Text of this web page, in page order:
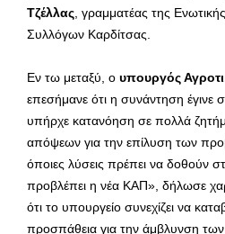
Τζέλλας, γραμματέας της
Συλλόγων Καρδίτσας.
Εν τω μεταξύ, ο υπουργός
επεσήμανε ότι η συνάντηση έγινε
υπήρχε κατανόηση σε πολλά
απόψεων για την επίλυση των
όποιες λύσεις πρέπει να δοθούν
προβλέπει η νέα ΚΑΠ», δήλωσε
ότι το υπουργείο συνεχίζει να
προσπάθεια για την άμβλυνση